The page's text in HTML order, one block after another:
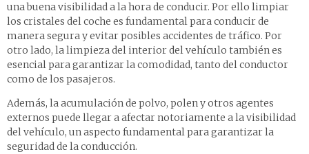
una buena visibilidad a la hora de conducir. Por ello limpiar
los cristales del coche es fundamental para conducir de
manera segura y evitar posibles accidentes de tráfico. Por
otro lado, la limpieza del interior del vehículo también es
esencial para garantizar la comodidad, tanto del conductor
como de los pasajeros.
Además, la acumulación de polvo, polen y otros agentes
externos puede llegar a afectar notoriamente a la visibilidad
del vehículo, un aspecto fundamental para garantizar la
seguridad de la conducción.